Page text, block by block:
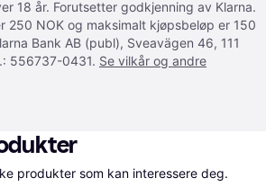
18 år. Forutsetter godkjenning av Klarna.
250 NOK og maksimalt kjøpsbeløp er 150
Bank AB (publ), Sveavägen 46, 111
556737-0431. Se vilkår og andre